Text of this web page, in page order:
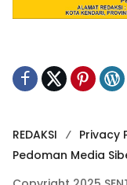
REDAKSI Privacy
Pedoman Media